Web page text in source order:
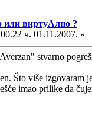
или виртуАлно ?
00.22 ч. 01.11.2007. »
stvarno
Što više izgovaram
imao prilike da